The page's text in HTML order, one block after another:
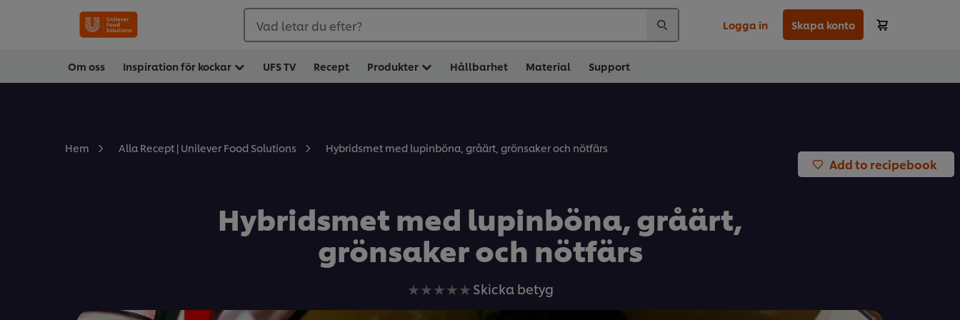
Vad letar du efter? Logga in Skapa konto
Om oss Inspiration för kockar UFS TV Recept Produkter Hållbarhet Material Support
Hem Alla Recept | Unilever Food Solutions Hybridsmet med lupinböna, gråärt, grönsaker och nötfärs
Add to recipebook
Hybridsmet med lupinböna, gråärt,
grönsaker och nötfärs
Inga
betyg
Skicka betyg